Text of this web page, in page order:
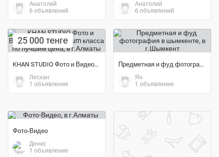
Анатолий
6 объявлений
Анатолий
6 объявлений
25 000 тенге
KHAN STUDIO Фото и Видеосъёмка Premium класса по лучшим цена
Лесхан
1 объявление
Предметная и фуд фотография в шымкенте
Ян
1 объявление
Фото-Видео
Денис
1 объявление